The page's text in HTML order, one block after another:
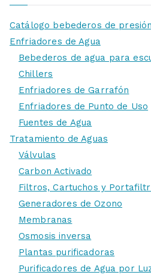
Catálogo bebederos de presión
Enfriadores de Agua
Bebederos de agua para
Chillers
Enfriadores de Garrafón
Enfriadores de Punto de Uso
Fuentes de Agua
Tratamiento de Aguas
Válvulas
Carbon Activado
Filtros, Cartuchos y
Generadores de Ozono
Membranas
Osmosis inversa
Plantas purificadoras
Purificadores de Agua por